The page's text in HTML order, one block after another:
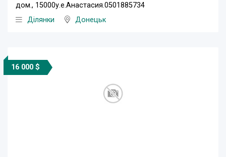
дом., 15000у.е.Анастасия.0501885734
Ділянки
Донецьк
16 000 $